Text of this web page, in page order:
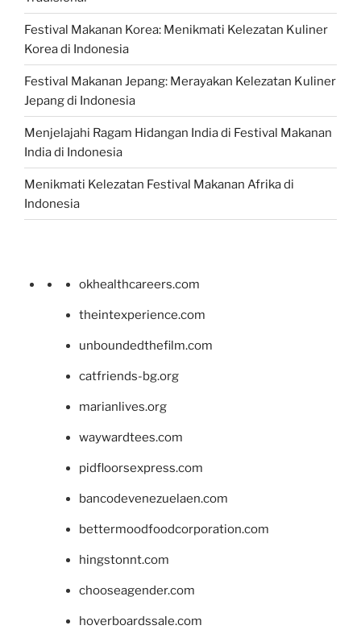
Festival Makanan Korea: Menikmati Kelezatan Kuliner
Korea di Indonesia
Festival Makanan Jepang: Merayakan Kelezatan Kuliner
Jepang di Indonesia
Menjelajahi Ragam Hidangan India di Festival Makanan
India di Indonesia
Menikmati Kelezatan Festival Makanan Afrika di
Indonesia
okhealthcareers.com
theintexperience.com
unboundedthefilm.com
catfriends-bg.org
marianlives.org
waywardtees.com
pidfloorsexpress.com
bancodevenezuelaen.com
bettermoodfoodcorporation.com
hingstonnt.com
chooseagender.com
hoverboardssale.com